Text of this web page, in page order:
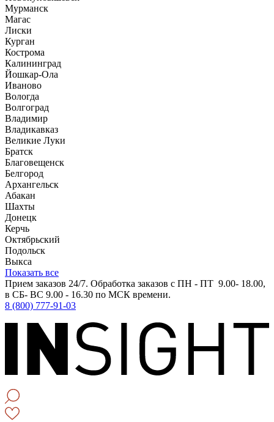
Мурманск
Магас
Лиски
Курган
Кострома
Калининград
Йошкар-Ола
Иваново
Вологда
Волгоград
Владимир
Владикавказ
Великие Луки
Братск
Благовещенск
Белгород
Архангельск
Абакан
Шахты
Донецк
Керчь
Октябрьский
Подольск
Выкса
Показать все
Прием заказов 24/7. Обработка заказов с ПН - ПТ 9.00- 18.00,
в СБ- ВС 9.00 - 16.30 по МСК времени.
8 (800) 777-91-03